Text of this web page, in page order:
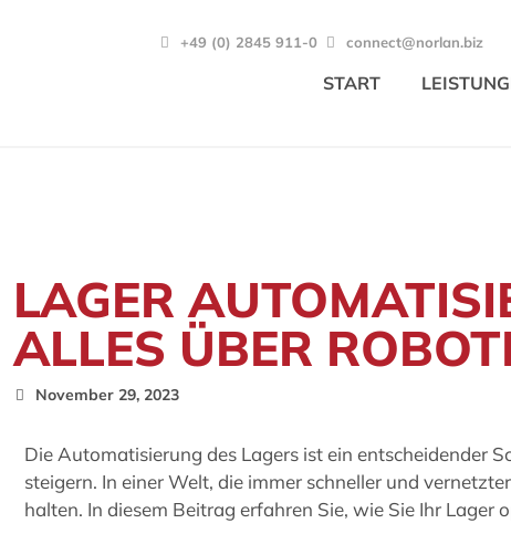
+49 (0) 2845 911-0 connect@norlan.biz
START
LAGER
ALLES ÜBER
November 29, 2023
Die Automatisierung des Lagers ist ein entscheidender
steigern. In einer Welt, die immer schneller und
halten. In diesem Beitrag erfahren Sie, wie Sie Ihr Lager